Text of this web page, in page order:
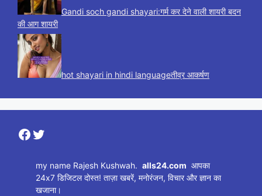
Gandi soch gandi shayari:गर्म कर देने वाली शायरी बदन
की आग शायरी
hot shayari in hindi languageतीव्र आकर्षण
Facebook
Twitter
my name Rajesh Kushwah.alls24.com आपका
24x7 डिजिटल दोस्त! ताज़ा खबरें, मनोरंजन, विचार और ज्ञान का
खजाना।